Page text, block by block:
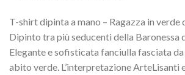
T-shirt dipinta a mano – Ragazza in verde
Dipinto tra più seducenti della Baronessa
Elegante e sofisticata fanciulla fasciata
abito verde. L’interpretazione ArteLisanti